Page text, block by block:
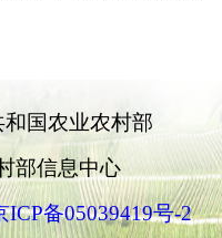
国农业农村部
部信息中心
ICP备05039419号-2